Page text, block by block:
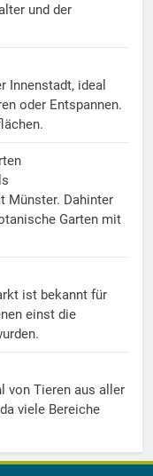
und der
Innenstadt, ideal
oder Entspannen.
Münster. Dahinter
Garten mit
ist bekannt für
einst die
von Tieren aus aller
viele Bereiche